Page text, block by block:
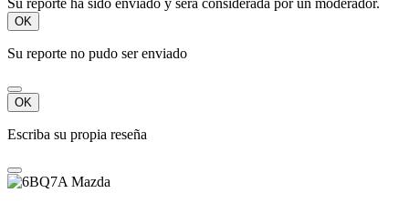
OK
Su reporte no pudo ser enviado
OK
Escriba su propia reseña